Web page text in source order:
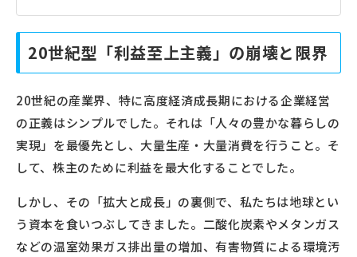
20世紀型「利益至上主義」の崩壊と限界
20世紀の産業界、特に高度経済成長期における企業経営
の正義はシンプルでした。それは「人々の豊かな暮らしの
実現」を最優先とし、大量生産・大量消費を行うこと。そ
して、株主のために利益を最大化することでした。
しかし、その「拡大と成長」の裏側で、私たちは地球とい
う資本を食いつぶしてきました。二酸化炭素やメタンガス
などの温室効果ガス排出量の増加、有害物質による環境汚